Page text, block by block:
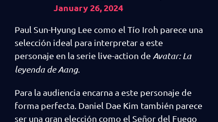
January 26, 2024
Paul Sun-Hyung Lee como el Tío Iroh parece una
selección ideal para interpretar a este
personaje en la serie live-action de Avatar: La
leyenda de Aang.
Para la audiencia encarna a este personaje de
forma perfecta. Daniel Dae Kim también parece
ser una gran elección como el Señor del Fuego